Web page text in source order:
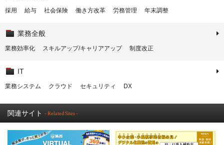
採用 給与 社会保険 働き方改革 労務管理 年末調整
業務全般
業務効率化 スキルアップ/キャリアアップ 制度改正
IT
業務システム クラウド セキュリティ DX
関連サイト - Related Sites -